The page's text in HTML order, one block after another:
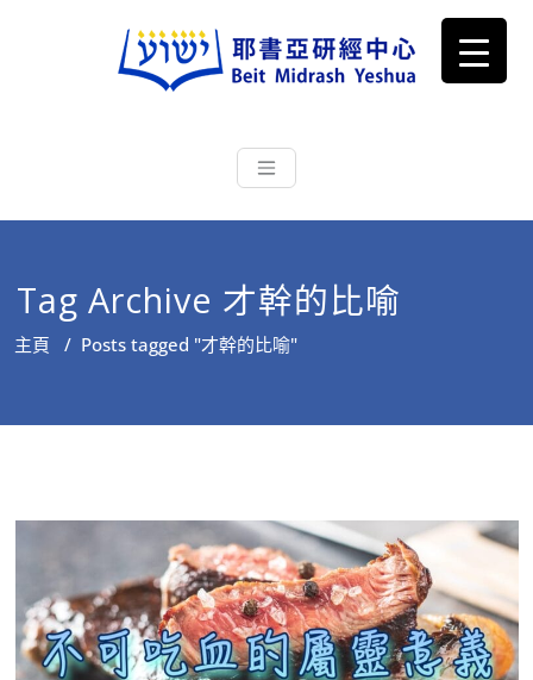
耶書亞研經中心
根源明白聖經，成為更好的門徒
Tag Archive 才幹的比喻
主頁 / Posts tagged "才幹的比喻"